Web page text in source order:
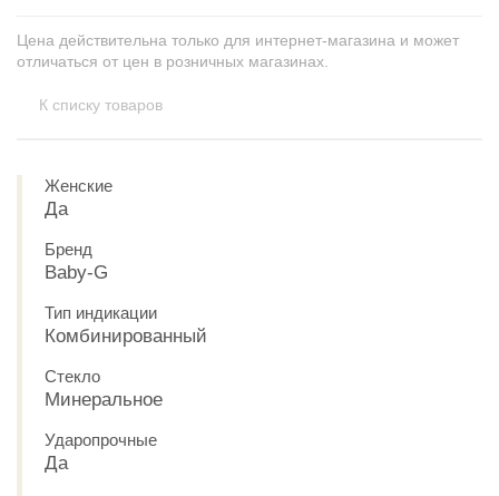
Цена действительна только для интернет-магазина и может
отличаться от цен в розничных магазинах.
К списку товаров
Женские
Да
Бренд
Baby-G
Тип индикации
Комбинированный
Стекло
Минеральное
Ударопрочные
Да